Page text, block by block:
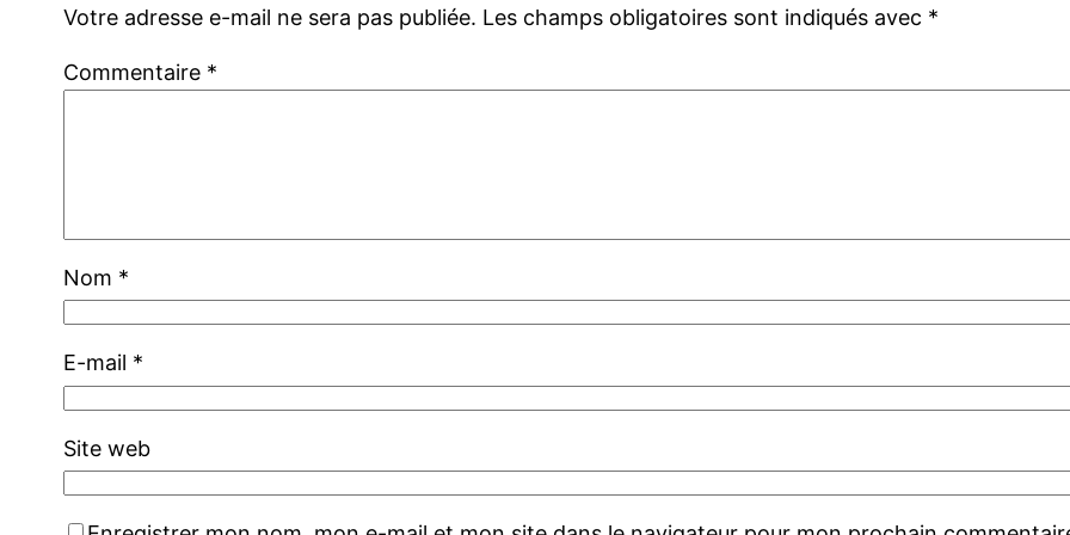
Votre adresse e-mail ne sera pas publiée. Les champs obligatoires sont indiqués avec *
Commentaire *
Nom *
E-mail *
Site web